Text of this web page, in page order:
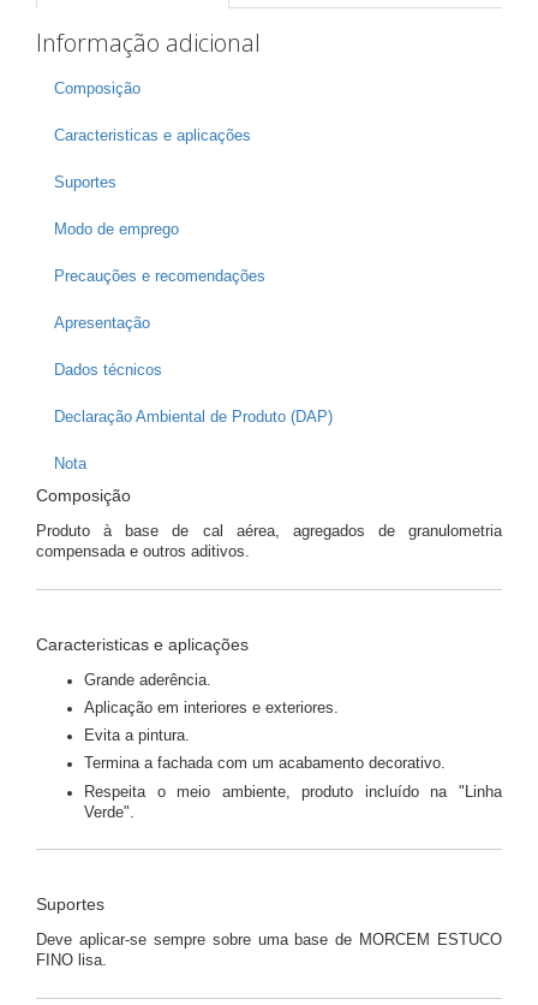
Informação adicional
Composição
Caracteristicas e aplicações
Suportes
Modo de emprego
Precauções e recomendações
Apresentação
Dados técnicos
Declaração Ambiental de Produto (DAP)
Nota
Composição
Produto à base de cal aérea, agregados de granulometria
compensada e outros aditivos.
Caracteristicas e aplicações
Grande aderência.
Aplicação em interiores e exteriores.
Evita a pintura.
Termina a fachada com um acabamento decorativo.
Respeita o meio ambiente, produto incluído na "Linha
Verde".
Suportes
Deve aplicar-se sempre sobre uma base de MORCEM ESTUCO
FINO lisa.